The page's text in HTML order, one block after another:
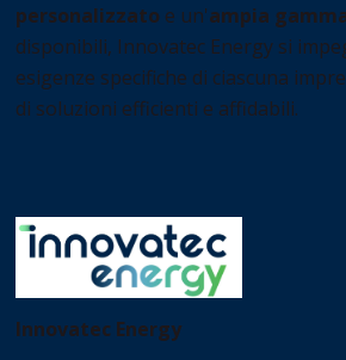
personalizzato e un'ampia
disponibili, Innovatec Energy si
esigenze specifiche di ciascuna
di soluzioni efficienti e affidabili.
Innovatec Energy